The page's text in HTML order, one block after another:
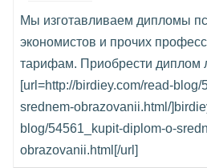
Мы изготавливаем дипломы
экономистов и прочих
тарифам. Приобрести диплом
[url=http://birdiey.com/read-
srednem-obrazovanii.html/
blog/54561_kupit-diplom-o-
obrazovanii.html[/url]